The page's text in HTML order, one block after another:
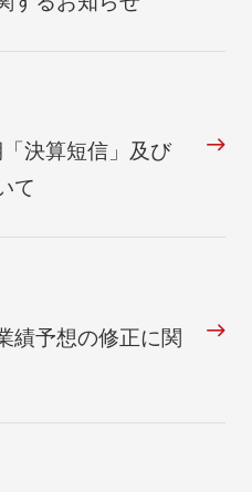
決算短信」及び
て
績予想の修正に関